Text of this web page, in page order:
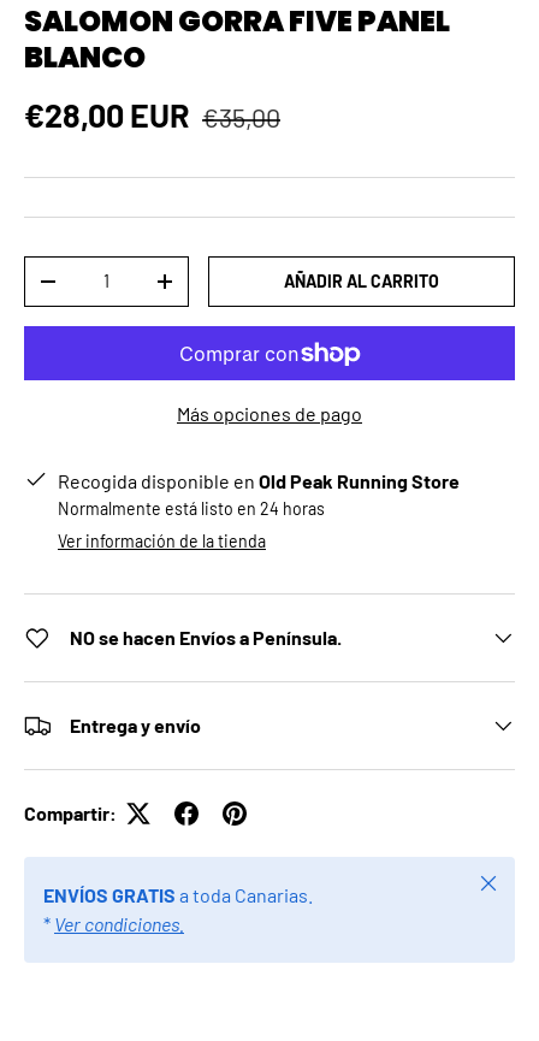
SALOMON GORRA FIVE PANEL
BLANCO
Precio de venta
€28,00 EUR Precio normal
€35,00
DISMINUIR CANTIDADAUMENTAR LA CANTIDADAÑADIR AL CARRITO
Más opciones de pago
Recogida disponible en Old Peak Running Store
Normalmente está listo en 24 horas
Ver información de la tienda
NO se hacen Envíos a Península.
Entrega y envío
Compartir:
ENVÍOS GRATIS a toda Canarias.
* Ver condiciones.
Cerrar